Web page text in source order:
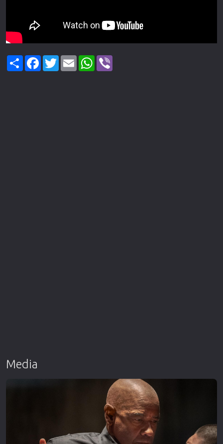
ShareFacebook
TwitterEmail WhatsApp
Media